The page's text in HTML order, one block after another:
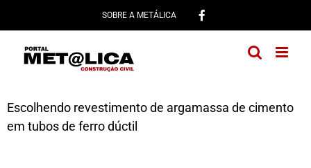
conteúdo
SOBRE A METÁLICA
Escolhendo revestimento de argamassa de cimento
em tubos de ferro dúctil